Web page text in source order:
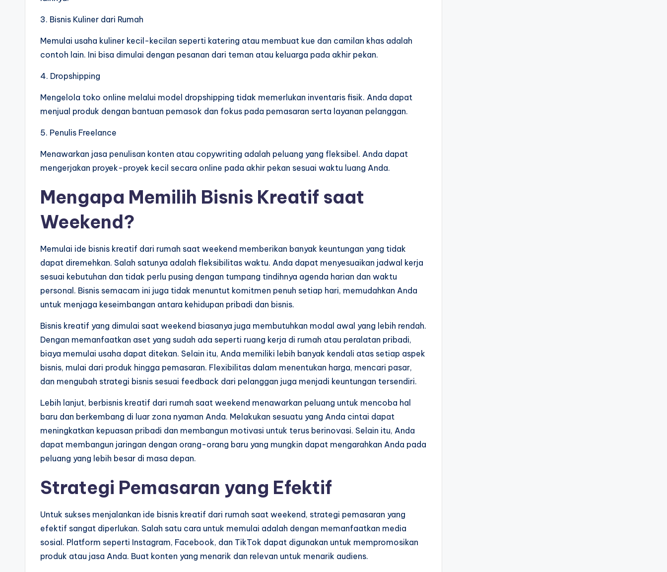
3. Bisnis Kuliner dari Rumah
Memulai usaha kuliner kecil-kecilan seperti katering atau membuat kue dan camilan khas adalah
contoh lain. Ini bisa dimulai dengan pesanan dari teman atau keluarga pada akhir pekan.
4. Dropshipping
Mengelola toko online melalui model dropshipping tidak memerlukan inventaris fisik. Anda dapat
menjual produk dengan bantuan pemasok dan fokus pada pemasaran serta layanan pelanggan.
5. Penulis Freelance
Menawarkan jasa penulisan konten atau copywriting adalah peluang yang fleksibel. Anda dapat
mengerjakan proyek-proyek kecil secara online pada akhir pekan sesuai waktu luang Anda.
Mengapa Memilih Bisnis Kreatif saat
Weekend?
Memulai ide bisnis kreatif dari rumah saat weekend memberikan banyak keuntungan yang tidak
dapat diremehkan. Salah satunya adalah fleksibilitas waktu. Anda dapat menyesuaikan jadwal kerja
sesuai kebutuhan dan tidak perlu pusing dengan tumpang tindihnya agenda harian dan waktu
personal. Bisnis semacam ini juga tidak menuntut komitmen penuh setiap hari, memudahkan Anda
untuk menjaga keseimbangan antara kehidupan pribadi dan bisnis.
Bisnis kreatif yang dimulai saat weekend biasanya juga membutuhkan modal awal yang lebih rendah.
Dengan memanfaatkan aset yang sudah ada seperti ruang kerja di rumah atau peralatan pribadi,
biaya memulai usaha dapat ditekan. Selain itu, Anda memiliki lebih banyak kendali atas setiap aspek
bisnis, mulai dari produk hingga pemasaran. Flexibilitas dalam menentukan harga, mencari pasar,
dan mengubah strategi bisnis sesuai feedback dari pelanggan juga menjadi keuntungan tersendiri.
Lebih lanjut, berbisnis kreatif dari rumah saat weekend menawarkan peluang untuk mencoba hal
baru dan berkembang di luar zona nyaman Anda. Melakukan sesuatu yang Anda cintai dapat
meningkatkan kepuasan pribadi dan membangun motivasi untuk terus berinovasi. Selain itu, Anda
dapat membangun jaringan dengan orang-orang baru yang mungkin dapat mengarahkan Anda pada
peluang yang lebih besar di masa depan.
Strategi Pemasaran yang Efektif
Untuk sukses menjalankan ide bisnis kreatif dari rumah saat weekend, strategi pemasaran yang
efektif sangat diperlukan. Salah satu cara untuk memulai adalah dengan memanfaatkan media
sosial. Platform seperti Instagram, Facebook, dan TikTok dapat digunakan untuk mempromosikan
produk atau jasa Anda. Buat konten yang menarik dan relevan untuk menarik audiens.